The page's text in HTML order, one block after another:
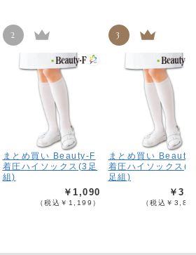
2
まとめ買い Beauty-F
着圧ハイソックス(3足
組)
￥1,090
（税込￥1,199）
3
まとめ買い
着圧ハイソックス
足組)
￥
（税込￥